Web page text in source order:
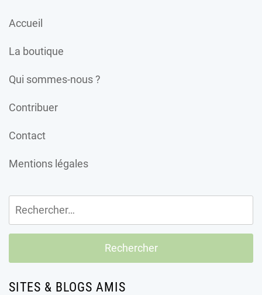
Accueil
La boutique
Qui sommes-nous ?
Contribuer
Contact
Mentions légales
Rechercher :
SITES & BLOGS AMIS